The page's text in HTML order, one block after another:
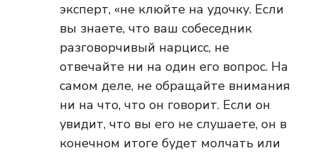
эксперт, «не клюйте на удочку. Если
вы знаете, что ваш собеседник
разговорчивый нарцисс, не
отвечайте ни на один его вопрос. На
самом деле, не обращайте внимания
ни на что, что он говорит. Если он
увидит, что вы его не слушаете, он в
конечном итоге будет молчать или